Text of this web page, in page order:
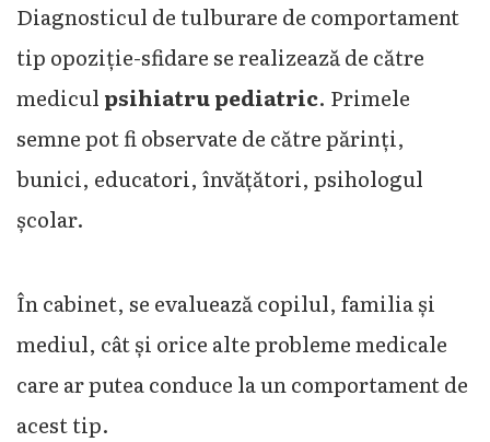
Diagnosticul de tulburare de comportament
tip opoziție-sfidare se realizează de către
medicul psihiatru pediatric. Primele
semne pot fi observate de către părinți,
bunici, educatori, învățători, psihologul
școlar.
În cabinet, se evaluează copilul, familia și
mediul, cât și orice alte probleme medicale
care ar putea conduce la un comportament de
acest tip.